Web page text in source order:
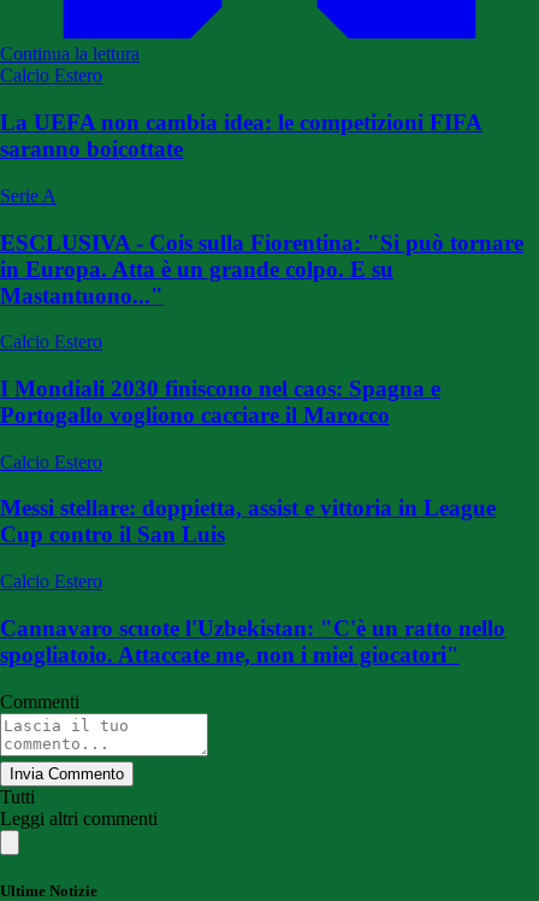
Continua la lettura
Calcio Estero
La UEFA non cambia idea: le competizioni FIFA
saranno boicottate
Serie A
ESCLUSIVA - Cois sulla Fiorentina: "Si può tornare
in Europa. Atta è un grande colpo. E su
Mastantuono..."
Calcio Estero
I Mondiali 2030 finiscono nel caos: Spagna e
Portogallo vogliono cacciare il Marocco
Calcio Estero
Messi stellare: doppietta, assist e vittoria in League
Cup contro il San Luis
Calcio Estero
Cannavaro scuote l'Uzbekistan: "C'è un ratto nello
spogliatoio. Attaccate me, non i miei giocatori"
Commenti
Invia Commento
Tutti
Leggi altri commenti
Ultime Notizie